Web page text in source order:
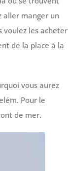
aller manger un
voulez les acheter
de la place à la
vous aurez
Pour le
de mer.